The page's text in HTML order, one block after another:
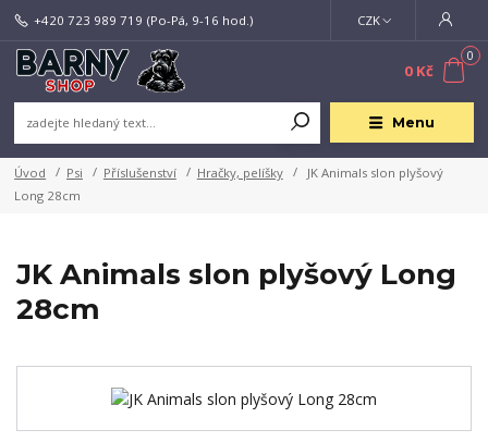
Menu
CZK
+420 723 989 719 (Po-Pá, 9-16 hod.)
0
0 Kč
Úvod Psi Příslušenství Hračky, pelíšky
JK Animals slon plyšový
Long 28cm
JK Animals slon plyšový Long
28cm